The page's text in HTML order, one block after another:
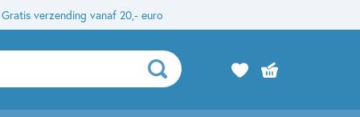
Gratis verzending vanaf 20,- euro